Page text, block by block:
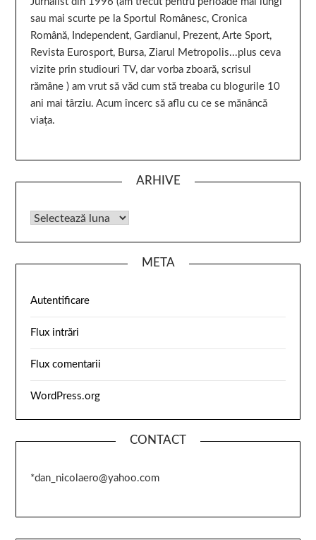
sau mai scurte pe la Sportul Românesc, Cronica
Română, Independent, Gardianul, Prezent, Arte Sport,
Revista Eurosport, Bursa, Ziarul Metropolis...plus ceva
vizite prin studiouri TV, dar vorba zboară, scrisul
rămâne ) am vrut să văd cum stă treaba cu blogurile 10
ani mai târziu. Acum încerc să aflu cu ce se mănâncă
viața.
ARHIVE
META
Autentificare
Flux intrări
Flux comentarii
WordPress.org
CONTACT
*dan_nicolaero@yahoo.com